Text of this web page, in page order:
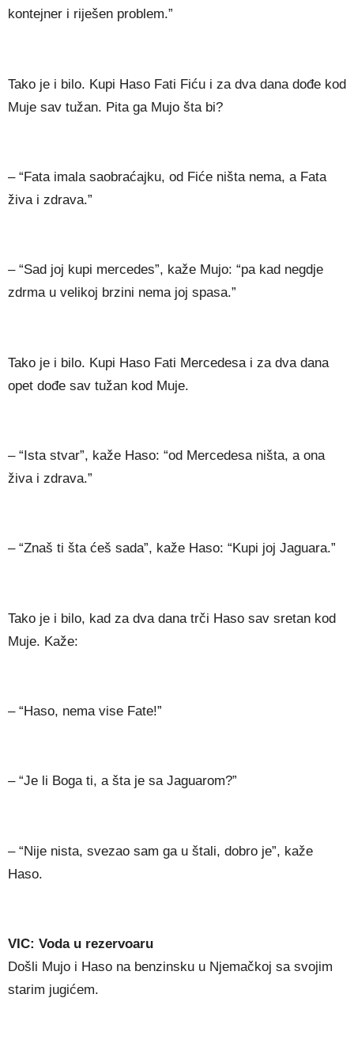
kontejner i riješen problem.”
Tako je i bilo. Kupi Haso Fati Fiću i za dva dana dođe kod
Muje sav tužan. Pita ga Mujo šta bi?
– “Fata imala saobraćajku, od Fiće ništa nema, a Fata
živa i zdrava.”
– “Sad joj kupi mercedes”, kaže Mujo: “pa kad negdje
zdrma u velikoj brzini nema joj spasa.”
Tako je i bilo. Kupi Haso Fati Mercedesa i za dva dana
opet dođe sav tužan kod Muje.
– “Ista stvar”, kaže Haso: “od Mercedesa ništa, a ona
živa i zdrava.”
– “Znaš ti šta ćeš sada”, kaže Haso: “Kupi joj Jaguara.”
Tako je i bilo, kad za dva dana trči Haso sav sretan kod
Muje. Kaže:
– “Haso, nema vise Fate!”
– “Je li Boga ti, a šta je sa Jaguarom?”
– “Nije nista, svezao sam ga u štali, dobro je”, kaže
Haso.
VIC: Voda u rezervoaru
Došli Mujo i Haso na benzinsku u Njemačkoj sa svojim
starim jugićem.